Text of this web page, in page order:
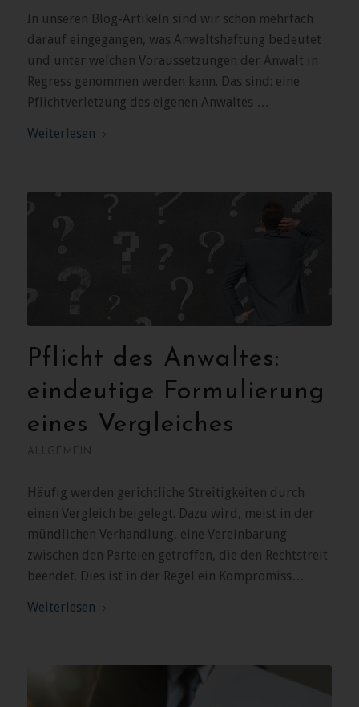
In unseren Blog-Artikeln sind wir schon mehrfach
darauf eingegangen, was Anwaltshaftung bedeutet
und unter welchen Voraussetzungen der Anwalt in
Regress genommen werden kann. Das sind: eine
Pflichtverletzung des eigenen Anwaltes …
Weiterlesen
Pflicht des Anwaltes:
eindeutige Formulierung
eines Vergleiches
Häufig werden gerichtliche Streitigkeiten durch
einen Vergleich beigelegt. Dazu wird, meist in der
mündlichen Verhandlung, eine Vereinbarung
zwischen den Parteien getroffen, die den Rechtstreit
beendet. Dies ist in der Regel ein Kompromiss…
Weiterlesen